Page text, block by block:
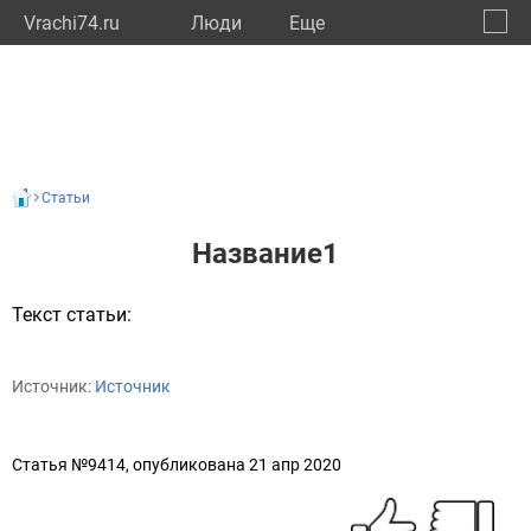
Vrachi74.ru Люди Eще
Статьи
Название1
Текст статьи:
Источник: Источник
Статья №9414, опубликована 21 апр 2020